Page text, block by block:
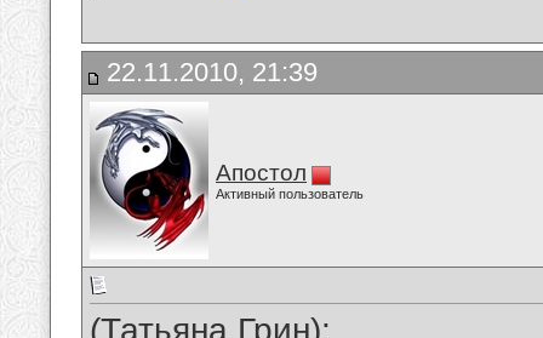
22.11.2010, 21:39
Апостол
Активный пользователь